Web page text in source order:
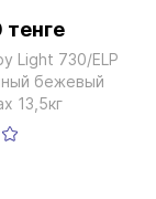
тенге
Light 730/ELP
бежевый
13,5кг